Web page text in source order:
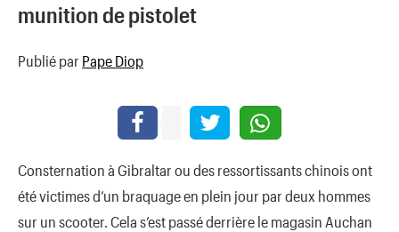
munition de pistolet
Publié par Pape Diop
Consternation à Gibraltar ou des ressortissants chinois ont
été victimes d’un braquage en plein jour par deux hommes
sur un scooter. Cela s’est passé derrière le magasin Auchan